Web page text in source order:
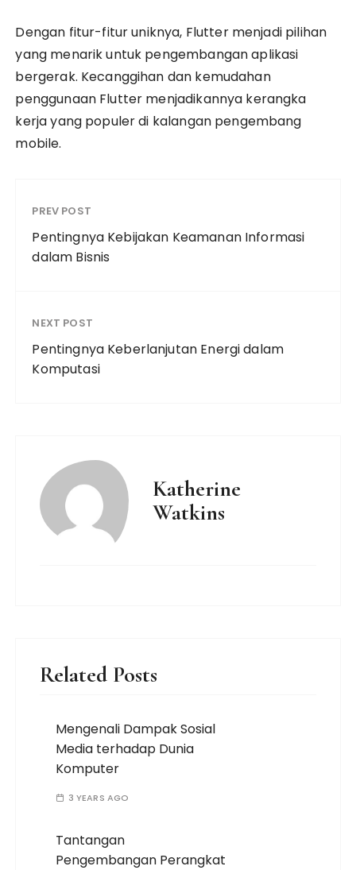
Dengan fitur-fitur uniknya, Flutter menjadi pilihan
yang menarik untuk pengembangan aplikasi
bergerak. Kecanggihan dan kemudahan
penggunaan Flutter menjadikannya kerangka
kerja yang populer di kalangan pengembang
mobile.
PREV POST
Pentingnya Kebijakan Keamanan Informasi
dalam Bisnis
NEXT POST
Pentingnya Keberlanjutan Energi dalam
Komputasi
Katherine
Watkins
Related Posts
Mengenali Dampak Sosial
Media terhadap Dunia
Komputer
3 YEARS AGO
Tantangan
Pengembangan Perangkat